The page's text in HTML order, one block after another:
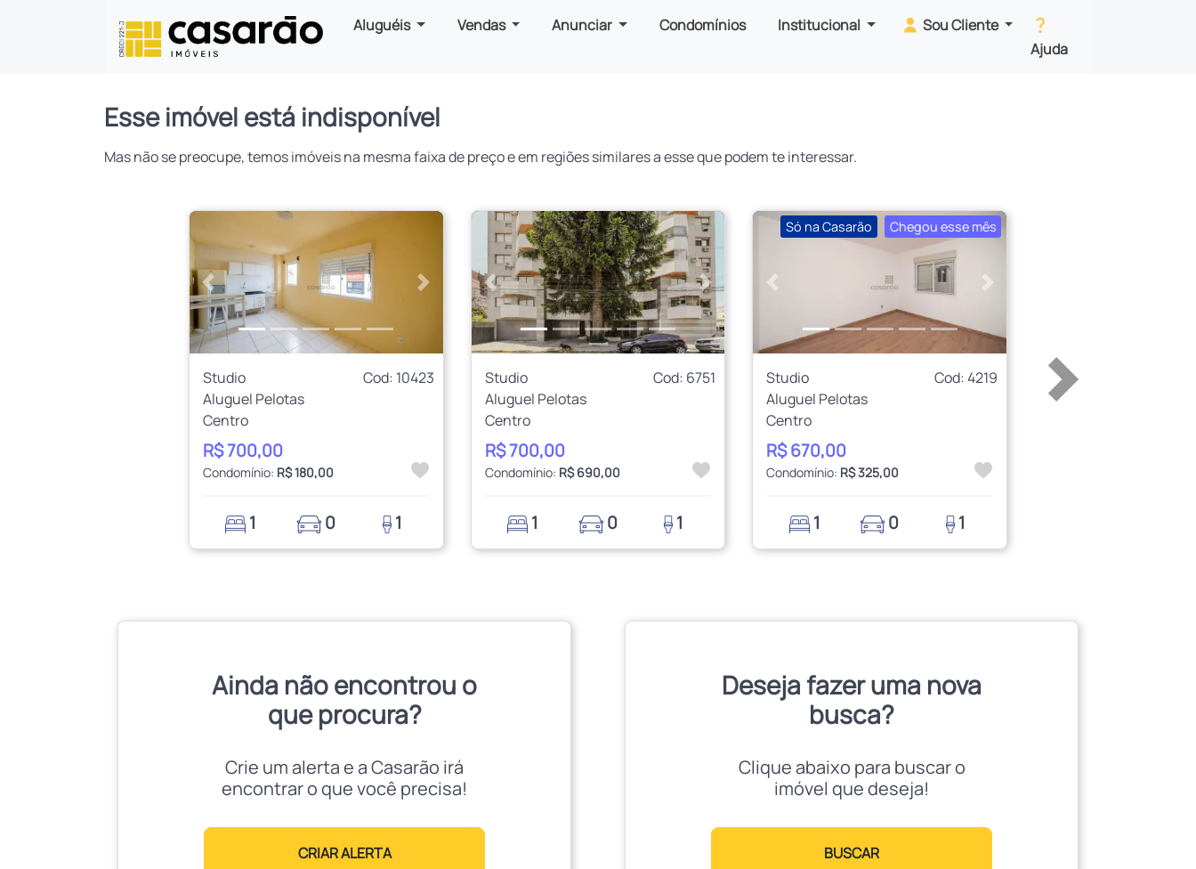
Aluguéis Vendas Anunciar Condomínios Institucional
Sou Cliente
Ajuda
Esse imóvel está indisponível
Mas não se preocupe, temos imóveis na mesma faixa de preço e em regiões similares a esse que podem te interessar.
Anterior Próximo
Studio
Cod: 10423
Aluguel Pelotas
Centro
R$ 700,00
Condomínio: R$ 180,00
1 0 1
Anterior Próximo
Studio
Cod: 6751
Aluguel Pelotas
Centro
R$ 700,00
Condomínio: R$ 690,00
1 0 1
Só na Casarão Chegou esse mês
Anterior Próximo
Studio
Cod: 4219
Aluguel Pelotas
Centro
R$ 670,00
Condomínio: R$ 325,00
1 0 1
Ainda não encontrou o
que procura?
Crie um alerta e a Casarão irá
encontrar o que você precisa!
CRIAR ALERTA
Deseja fazer uma nova
busca?
Clique abaixo para buscar o
imóvel que deseja!
BUSCAR